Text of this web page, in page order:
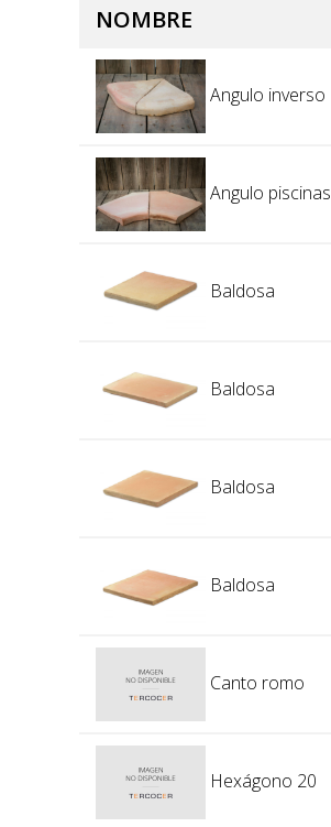
NOMBRE
Angulo inverso
Angulo piscinas
Baldosa
Baldosa
Baldosa
Baldosa
Canto romo
Hexágono 20